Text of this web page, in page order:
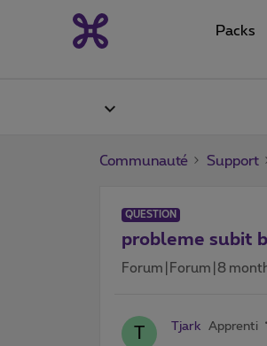
Packs
Communauté Support
QUESTION
probleme subit
Forum|Forum|8
T Tjark Apprenti